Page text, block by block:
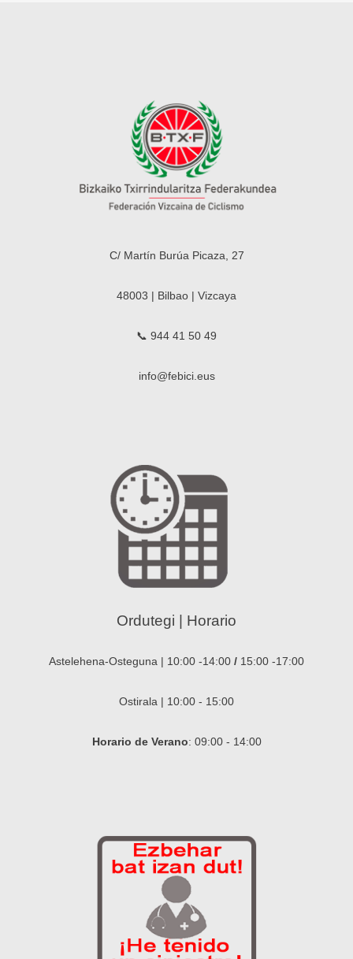
C/ Martín Burúa Picaza, 27
48003 | Bilbao | Vizcaya
📞 944 41 50 49
info@febici.eus
Ordutegi | Horario
Astelehena-Osteguna | 10:00 -14:00 / 15:00 -17:00
Ostirala | 10:00 - 15:00
Horario de Verano: 09:00 - 14:00